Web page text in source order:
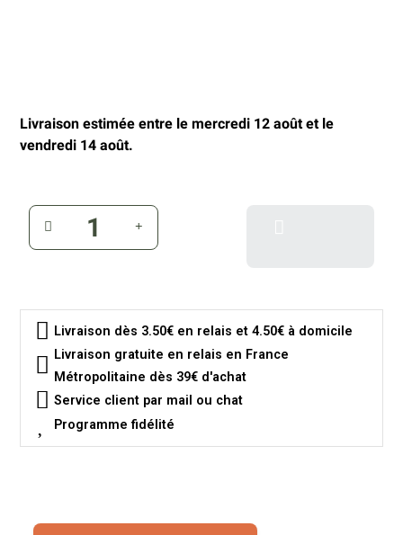
Livraison estimée entre le mercredi 12 août et le
vendredi 14 août.
Livraison dès 3.50€ en relais et 4.50€ à domicile
Livraison gratuite en relais en France
Métropolitaine dès 39€ d'achat
Service client par mail ou chat
Programme fidélité